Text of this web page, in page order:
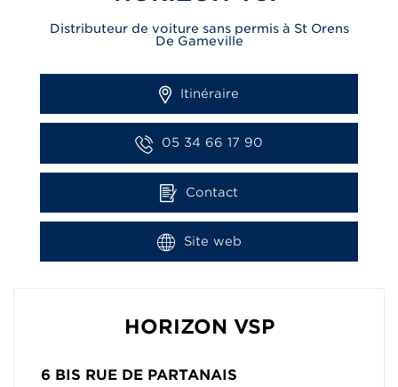
Distributeur de voiture sans permis à St Orens
De Gameville
Itinéraire
05 34 66 17 90
Contact
Site web
HORIZON VSP
6 BIS RUE DE PARTANAIS